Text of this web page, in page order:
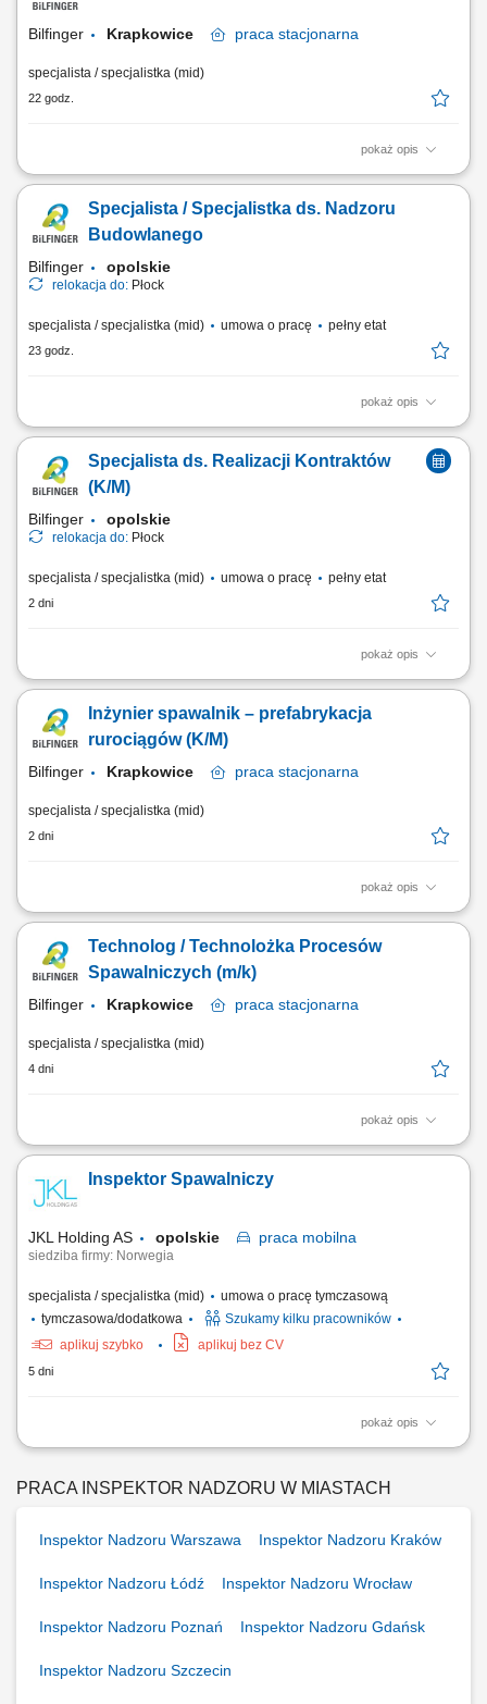
Bilfinger Krapkowice praca stacjonarna
specjalista / specjalistka (mid)
22 godz.
pokaż opis
Opis stanowiska Nadzór techniczny nad procesami spawania TIG 141
spawalniczych stosowanych w procesach produkcyjnych.
Opracowywanie, aktualizacja oraz kontrola dokumentacji
Specjalista / Specjalistka ds. Nadzoru
Budowlanego
Bilfinger opolskie
relokacja do: Płock
specjalista / specjalistka (mid) umowa o pracę pełny etat
23 godz.
pokaż opis
Opis stanowiska: Koordynowanie przebiegu prac budowlanych oraz
wspieranie kierownika budowy w codziennych zadaniach.
Monitorowanie harmonogramu oraz terminowej realizacji
Specjalista ds. Realizacji Kontraktów
(K/M)
Bilfinger opolskie
relokacja do: Płock
specjalista / specjalistka (mid) umowa o pracę pełny etat
2 dni
pokaż opis
Twój zakres obowiązków: koordynowanie i nadzorowanie prac na
harmonogramu robót oraz dbałość o terminową realizację zadań;
kontrola zgodności wykonywanych prac z dokumentacją techniczną i
Inżynier spawalnik – prefabrykacja
rurociągów (K/M)
Bilfinger Krapkowice praca stacjonarna
specjalista / specjalistka (mid)
2 dni
pokaż opis
Twój zakres obowiązków: nadzór nad procesami spawalniczymi TIG
spawalniczych, dokumentacji technicznej i specyfikacji projektowych;
przygotowywanie i weryfikacja technologii spawania; rozwiązywanie
Technolog / Technolożka Procesów
Spawalniczych (m/k)
Bilfinger Krapkowice praca stacjonarna
specjalista / specjalistka (mid)
4 dni
pokaż opis
Opis stanowiska Tworzenie i doskonalenie technologii spawania
prawidłowym przebiegiem procesów TIG 141 oraz spawania
orbitalnego. Weryfikacja dokumentacji technicznej, norm branżowych
Inspektor Spawalniczy
JKL Holding AS opolskie praca mobilna
siedziba firmy: Norwegia
specjalista / specjalistka (mid)
umowa o pracę tymczasową
tymczasowa/dodatkowa
Szukamy kilku pracowników
aplikuj szybko
aplikuj bez CV
5 dni
pokaż opis
Do Twoich obowiązków będzie należało: kontrola jakości połączeń
dokumentacji technicznej;
PRACA INSPEKTOR NADZORU W MIASTACH
Inspektor Nadzoru Warszawa Inspektor Nadzoru Kraków
Inspektor Nadzoru Łódź Inspektor Nadzoru Wrocław
Inspektor Nadzoru Poznań Inspektor Nadzoru Gdańsk
Inspektor Nadzoru Szczecin